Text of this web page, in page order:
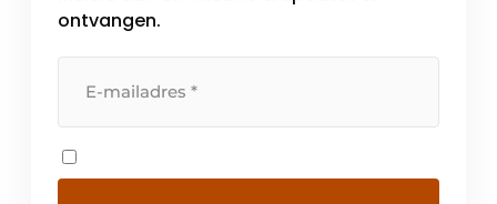
ontvangen.